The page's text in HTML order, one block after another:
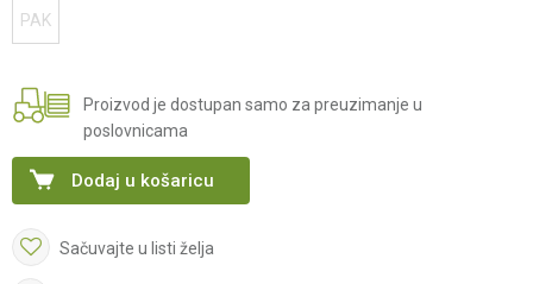
PAK
Proizvod je dostupan samo za preuzimanje u
poslovnicama
Dodaj u košaricu
Sačuvajte u listi želja